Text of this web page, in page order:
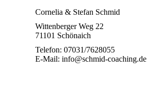
Cornelia & Stefan Schmid
Wittenberger Weg 22
71101 Schönaich
Telefon: 07031/7628055
E-Mail: info@schmid-coaching.de